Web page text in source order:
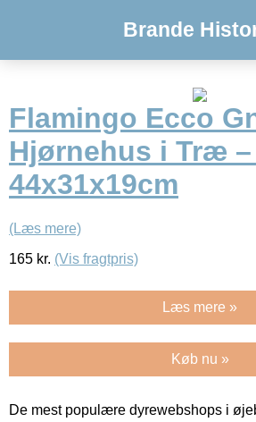
Brande
Flamingo Ecco
Hjørnehus i Træ
44x31x19cm
(Læs mere)
165 kr. (Vis fragtpris)
Læs mere »
Køb nu »
De mest populære dyrewebshops i